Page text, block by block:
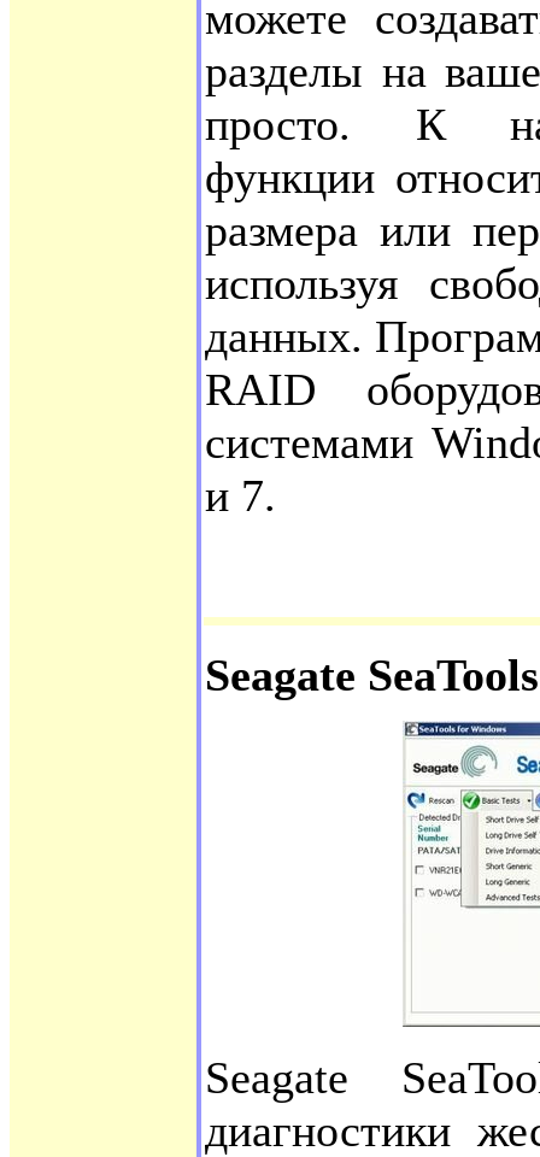
можете
разделы на
просто. К
функции
размера или
используя
данных.
RAID
системами
и 7.
Seagate SeaTools
Seagate
диагностики